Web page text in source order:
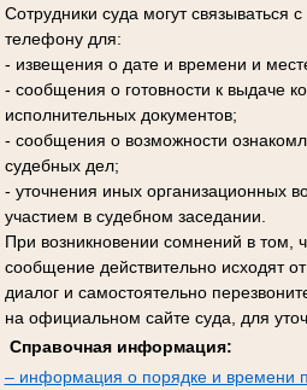
Сотрудники суда могут связываться
телефону для:
- извещения о дате и времени и
- сообщения о готовности к выдаче
исполнительных документов;
- сообщения о возможности
судебных дел;
- уточнения иных организационных
участием в судебном заседании.
При возникновении сомнений в том,
сообщение действительно исходят
диалог и самостоятельно
на официальном сайте суда, для
Справочная информация:
– информация о порядке и времени